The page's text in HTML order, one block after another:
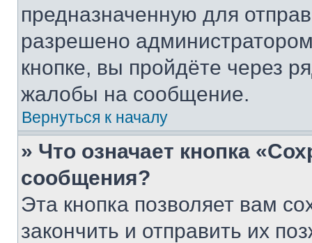
предназначенную для
разрешено
кнопке, вы пройдёте через
жалобы на сообщение.
Вернуться к началу
» Что означает кнопка
сообщения?
Эта кнопка позволяет вам
закончить и отправить их